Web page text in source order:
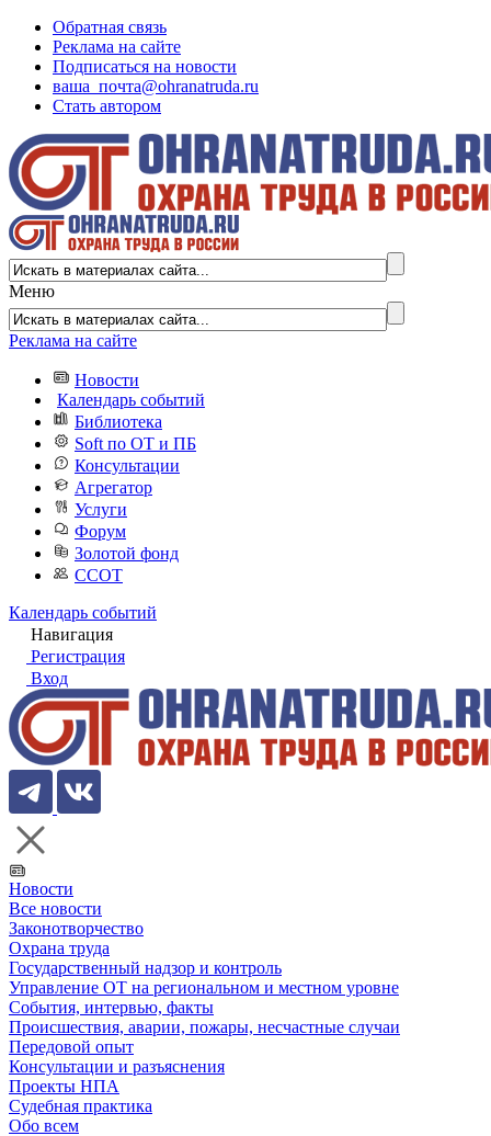
Обратная связь
Реклама на сайте
Подписаться на новости
ваша_почта@ohranatruda.ru
Стать автором
Меню
Реклама на сайте
Новости
Календарь событий
Библиотека
Soft по ОТ и ПБ
Консультации
Агрегатор
Услуги
Форум
Золотой фонд
ССОТ
Календарь событий
Навигация
Регистрация
Вход
Новости
Все новости
Законотворчество
Охрана труда
Государственный надзор и контроль
Управление ОТ на региональном и местном уровне
События, интервью, факты
Происшествия, аварии, пожары, несчастные случаи
Передовой опыт
Консультации и разъяснения
Проекты НПА
Судебная практика
Обо всем